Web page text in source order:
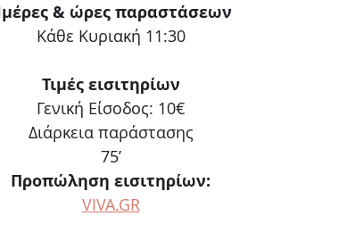
& ώρες παραστάσεων
Κάθε Κυριακή 11:30
Τιμές εισιτηρίων
Γενική Είσοδος: 10€
Διάρκεια παράστασης
75’
Προπώληση εισιτηρίων:
VIVA.GR